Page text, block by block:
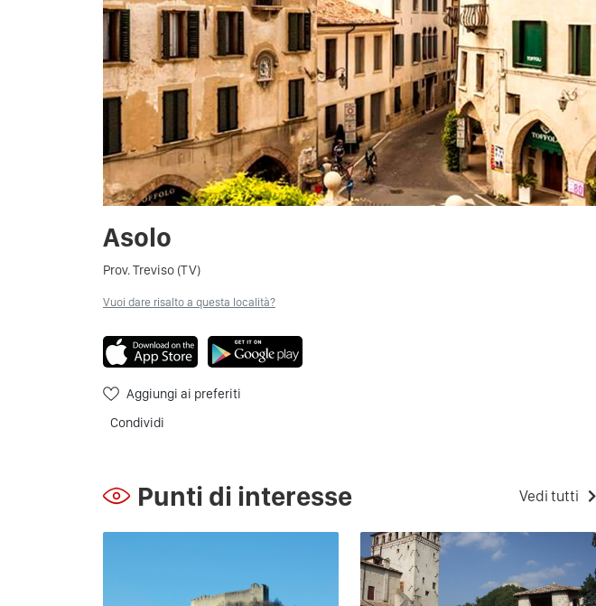
Asolo
Prov. Treviso (TV)
Vuoi dare risalto a questa località?
Aggiungi ai preferiti
Condividi
Punti di interesse Vedi tutti